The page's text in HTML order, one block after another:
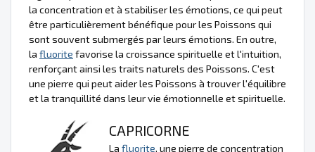
la concentration et à stabiliser les émotions, ce qui peut
être particulièrement bénéfique pour les Poissons qui
sont souvent submergés par leurs émotions. En outre,
la fluorite favorise la croissance spirituelle et l'intuition,
renforçant ainsi les traits naturels des Poissons. C'est
une pierre qui peut aider les Poissons à trouver l'équilibre
et la tranquillité dans leur vie émotionnelle et spirituelle.
CAPRICORNE
La fluorite, une pierre de concentration